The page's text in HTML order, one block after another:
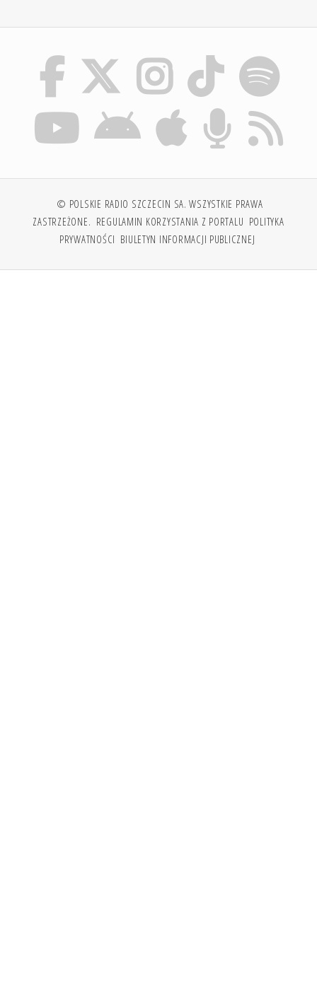
© POLSKIE RADIO SZCZECIN SA. WSZYSTKIE PRAWA
ZASTRZEŻONE. REGULAMIN KORZYSTANIA Z PORTALU POLITYKA
PRYWATNOŚCI BIULETYN INFORMACJI PUBLICZNEJ